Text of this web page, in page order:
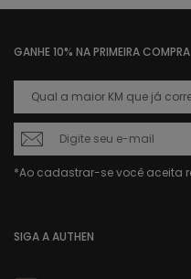
GANHE 10% NA PRIMEIRA COMPRA
SIGA A AUTHEN